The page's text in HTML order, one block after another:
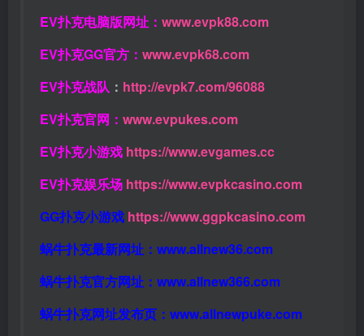
EV扑克电脑版网址： www.evpk88.com
EV扑克GG官方： www.evpk68.com
EV扑克战队 ： http://evpk7.com/96088
EV扑克官网： www.evpukes.com
EV扑克小游戏 https://www.evgames.cc
EV扑克娱乐场 https://www.evpkcasino.com
GG扑克小游戏 https://www.ggpkcasino.com
蜗牛扑克最新网址： www.allnew36.com
蜗牛扑克官方网址： www.allnew366.com
蜗牛扑克网址发布页： www.allnewpuke.com